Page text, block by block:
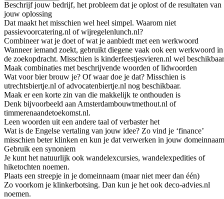
Beschrijf jouw bedrijf, het probleem dat je oplost of de resultaten van
jouw oplossing
Dat maakt het misschien wel heel simpel. Waarom niet
passievoorcatering.nl of wijregelenlunch.nl?
Combineer wat je doet of wat je aanbiedt met een werkwoord
Wanneer iemand zoekt, gebruikt diegene vaak ook een werkwoord in
de zoekopdracht. Misschien is kinderfeestjesvieren.nl wel
Maak combinaties met beschrijvende woorden of lidwoorden
Wat voor bier brouw je? Of waar doe je dat? Misschien is
utrechtsbiertje.nl of advocatenbiertje.nl nog beschikbaar.
Maak er een korte zin van die makkelijk te onthouden is
Denk bijvoorbeeld aan Amsterdambouwtmethout.nl of
timmerenaandetoekomst.nl.
Leen woorden uit een andere taal of verbaster het
Wat is de Engelse vertaling van jouw idee? Zo vind je ‘finance’
misschien beter klinken en kun je dat verwerken in jouw
Gebruik een synoniem
Je kunt het natuurlijk ook wandelexcursies, wandelexpedities of
hiketochten noemen.
Plaats een streepje in je domeinnaam (maar niet meer dan één)
Zo voorkom je klinkerbotsing. Dan kun je het ook deco-advies.nl
noemen.